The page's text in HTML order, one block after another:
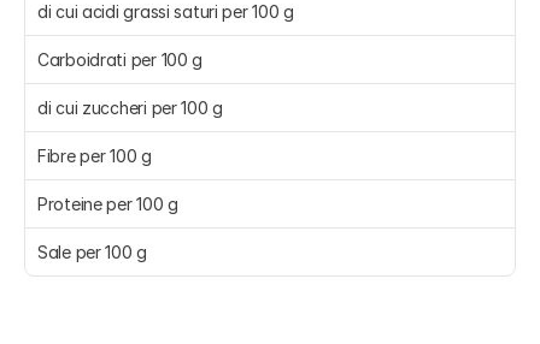
di cui acidi grassi saturi per 100 g
Carboidrati per 100 g
di cui zuccheri per 100 g
Fibre per 100 g
Proteine per 100 g
Sale per 100 g